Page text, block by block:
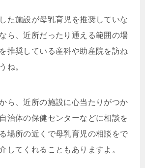
た施設が母乳育児を推奨していな
ら、近所だったり通える範囲の場
推奨している産科や助産院を訪ね
ね。
ら、近所の施設に心当たりがつか
治体の保健センターなどに相談を
場所の近くで母乳育児の相談をで
してくれることもありますよ。